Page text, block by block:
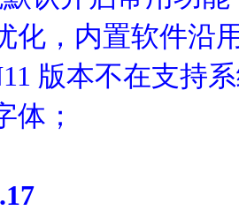
化，内置软件沿
版本不在支持
体；